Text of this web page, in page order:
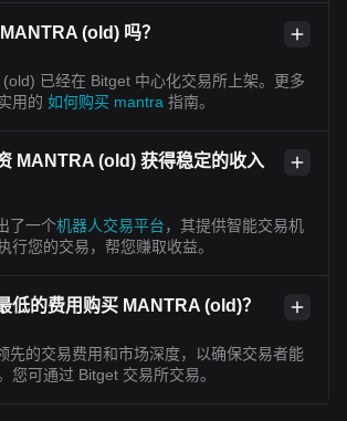
(old) 吗？
已经在 Bitget 中心化交易所上架。更多
用的 如何购买 mantra 指南。
MANTRA (old) 获得稳定的收入
了一个机器人交易平台，其提供智能交易机
行您的交易，帮您赚取收益。
低的费用购买 MANTRA (old)？
先的交易费用和市场深度，以确保交易者能
您可通过 Bitget 交易所交易。